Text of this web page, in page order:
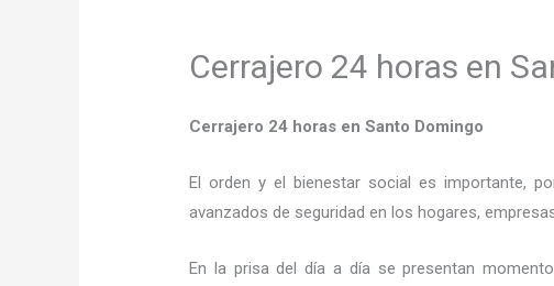
Cerrajero 24 horas en
Cerrajero 24 horas en Santo Domingo
El orden y el bienestar social es importante,
avanzados de seguridad en los hogares,
En la prisa del día a día se presentan